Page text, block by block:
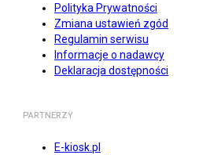
Polityka Prywatności
Zmiana ustawień zgód
Regulamin serwisu
Informacje o nadawcy
Deklaracja dostępności
PARTNERZY
E-kiosk.pl